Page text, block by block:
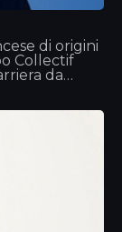
di origini
Collectif
da
William
più
Willy
J